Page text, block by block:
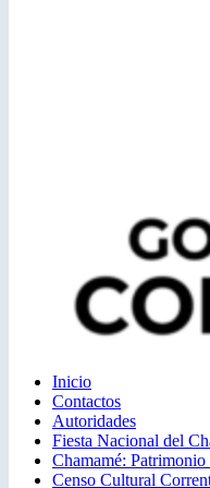
Inicio
Contactos
Autoridades
Fiesta Nacional del
Chamamé:
Censo Cultural